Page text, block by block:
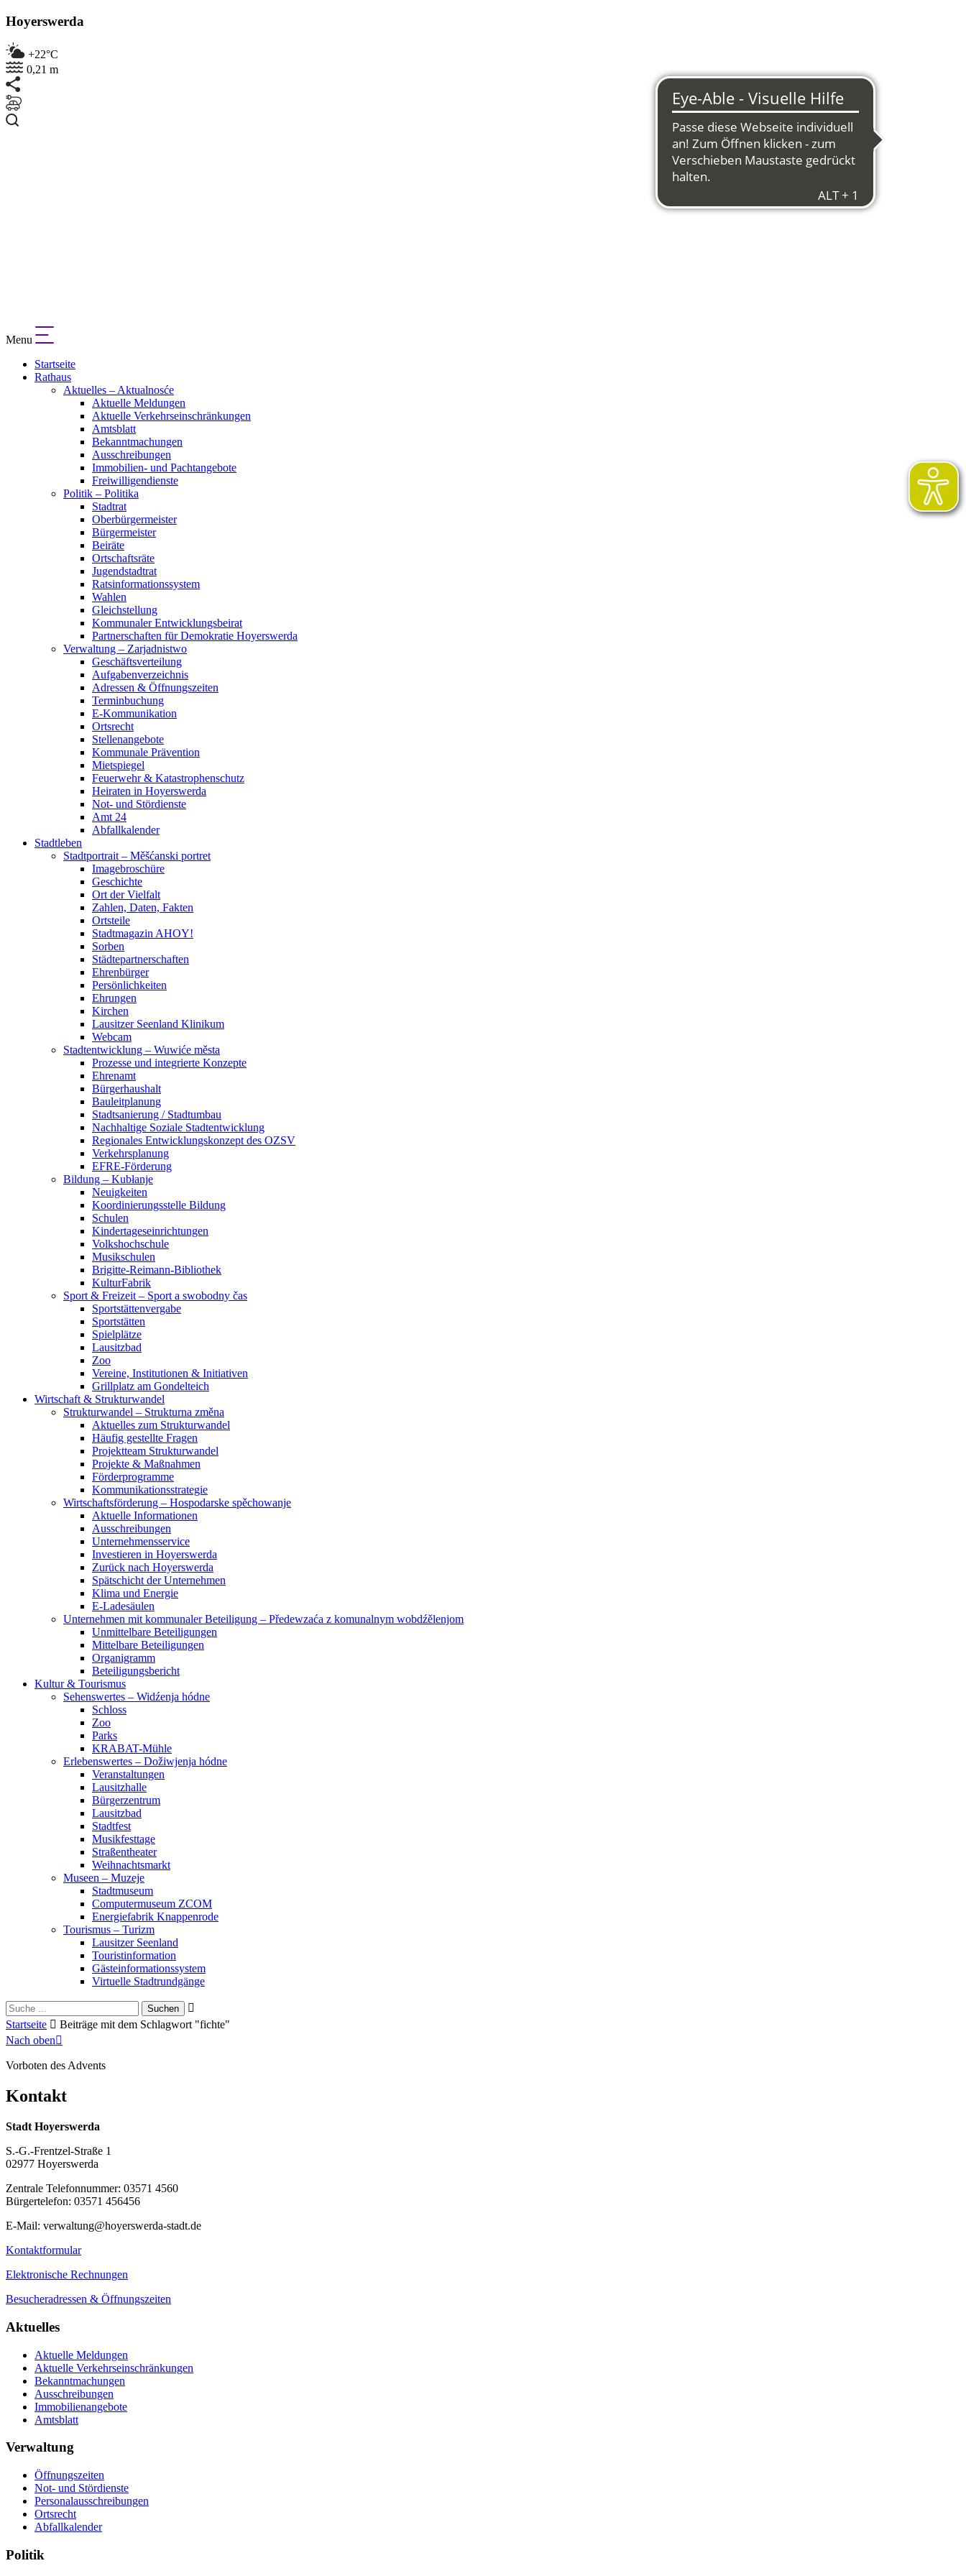
Hoyerswerda
+22°C
0,21 m
Menu
Startseite
Rathaus
Aktuelles – Aktualnosće
Aktuelle Meldungen
Aktuelle Verkehrseinschränkungen
Amtsblatt
Bekanntmachungen
Ausschreibungen
Immobilien- und Pachtangebote
Freiwilligendienste
Politik – Politika
Stadtrat
Oberbürgermeister
Bürgermeister
Beiräte
Ortschaftsräte
Jugendstadtrat
Ratsinformationssystem
Wahlen
Gleichstellung
Kommunaler Entwicklungsbeirat
Partnerschaften für Demokratie Hoyerswerda
Verwaltung – Zarjadnistwo
Geschäftsverteilung
Aufgabenverzeichnis
Adressen & Öffnungszeiten
Terminbuchung
E-Kommunikation
Ortsrecht
Stellenangebote
Kommunale Prävention
Mietspiegel
Feuerwehr & Katastrophenschutz
Heiraten in Hoyerswerda
Not- und Stördienste
Amt 24
Abfallkalender
Stadtleben
Stadtportrait – Měšćanski portret
Imagebroschüre
Geschichte
Ort der Vielfalt
Zahlen, Daten, Fakten
Ortsteile
Stadtmagazin AHOY!
Sorben
Städtepartnerschaften
Ehrenbürger
Persönlichkeiten
Ehrungen
Kirchen
Lausitzer Seenland Klinikum
Webcam
Stadtentwicklung – Wuwiće města
Prozesse und integrierte Konzepte
Ehrenamt
Bürgerhaushalt
Bauleitplanung
Stadtsanierung / Stadtumbau
Nachhaltige Soziale Stadtentwicklung
Regionales Entwicklungskonzept des OZSV
Verkehrsplanung
EFRE-Förderung
Bildung – Kubłanje
Neuigkeiten
Koordinierungsstelle Bildung
Schulen
Kindertageseinrichtungen
Volkshochschule
Musikschulen
Brigitte-Reimann-Bibliothek
KulturFabrik
Sport & Freizeit – Sport a swobodny čas
Sportstättenvergabe
Sportstätten
Spielplätze
Lausitzbad
Zoo
Vereine, Institutionen & Initiativen
Grillplatz am Gondelteich
Wirtschaft & Strukturwandel
Strukturwandel – Strukturna změna
Aktuelles zum Strukturwandel
Häufig gestellte Fragen
Projektteam Strukturwandel
Projekte & Maßnahmen
Förderprogramme
Kommunikationsstrategie
Wirtschaftsförderung – Hospodarske spěchowanje
Aktuelle Informationen
Ausschreibungen
Unternehmensservice
Investieren in Hoyerswerda
Zurück nach Hoyerswerda
Spätschicht der Unternehmen
Klima und Energie
E-Ladesäulen
Unternehmen mit kommunaler Beteiligung – Předewzaća z komunalnym wobdźělenjom
Unmittelbare Beteiligungen
Mittelbare Beteiligungen
Organigramm
Beteiligungsbericht
Kultur & Tourismus
Sehenswertes – Widźenja hódne
Schloss
Zoo
Parks
KRABAT-Mühle
Erlebenswertes – Dožiwjenja hódne
Veranstaltungen
Lausitzhalle
Bürgerzentrum
Lausitzbad
Stadtfest
Musikfesttage
Straßentheater
Weihnachtsmarkt
Museen – Muzeje
Stadtmuseum
Computermuseum ZCOM
Energiefabrik Knappenrode
Tourismus – Turizm
Lausitzer Seenland
Touristinformation
Gästeinformationssystem
Virtuelle Stadtrundgänge
Suche
für:
Startseite
Beiträge mit dem Schlagwort "fichte"
Nach oben
Vorboten des Advents
Kontakt
Stadt Hoyerswerda
S.-G.-Frentzel-Straße 1
02977 Hoyerswerda
Zentrale Telefonnummer: 03571 4560
Bürgertelefon: 03571 456456
E-Mail: verwaltung@hoyerswerda-stadt.de
Kontaktformular
Elektronische Rechnungen
Besucheradressen & Öffnungszeiten
Aktuelles
Aktuelle Meldungen
Aktuelle Verkehrseinschränkungen
Bekanntmachungen
Ausschreibungen
Immobilienangebote
Amtsblatt
Verwaltung
Öffnungszeiten
Not- und Stördienste
Personalausschreibungen
Ortsrecht
Abfallkalender
Politik